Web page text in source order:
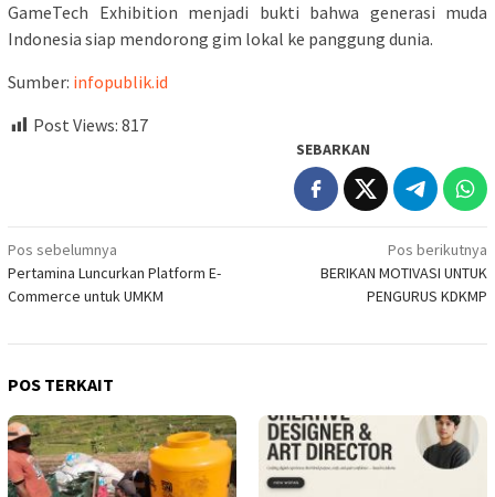
GameTech Exhibition menjadi bukti bahwa generasi muda
Indonesia siap mendorong gim lokal ke panggung dunia.
Sumber: infopublik.id
Post Views: 817
SEBARKAN
Navigasi
pos
Pos sebelumnya
Pertamina Luncurkan Platform E-
Commerce untuk UMKM
Pos berikutnya
BERIKAN MOTIVASI UNTUK
PENGURUS KDKMP
POS TERKAIT